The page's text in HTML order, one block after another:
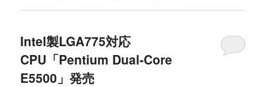
Intel製LGA775対応
CPU「Pentium Dual-Core
E5500」発売